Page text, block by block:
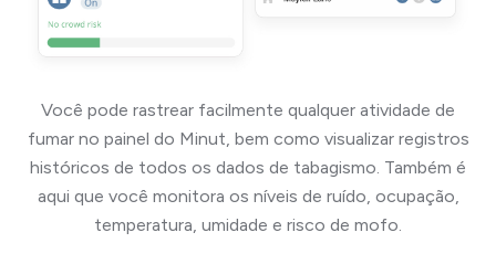
Você pode rastrear facilmente qualquer atividade de
fumar no painel do Minut, bem como visualizar registros
históricos de todos os dados de tabagismo. Também é
aqui que você monitora os níveis de ruído, ocupação,
temperatura, umidade e risco de mofo.